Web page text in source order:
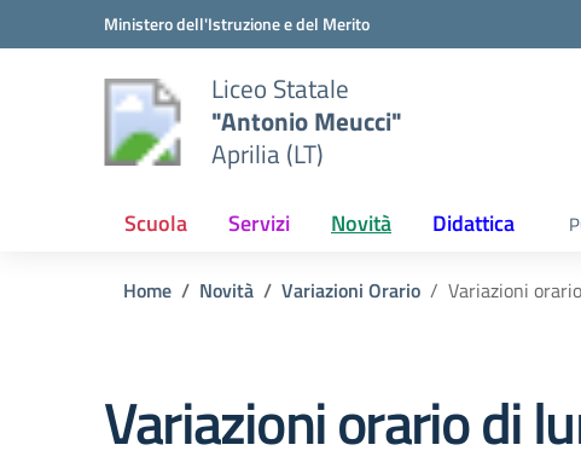
Vai ai contenuti
Vai al menu di navigazioneMinistero dell'Istruzione e del Merito
Liceo Statale
"Antonio Meucci"
Aprilia (LT)
Scuola Servizi Novità Didattica
Home Novità Variazioni Orario Variazioni
Variazioni orario di